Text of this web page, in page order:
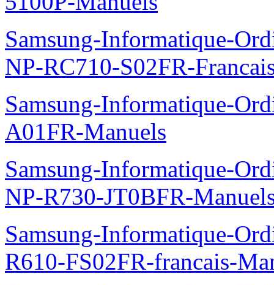
Samsung-Informatique-
NP-RC710-S02FR-
Samsung-Informatique-
A01FR-Manuels
Samsung-Informatique-
NP-R730-JT0BFR-
Samsung-Informatique-
R610-FS02FR-francais-